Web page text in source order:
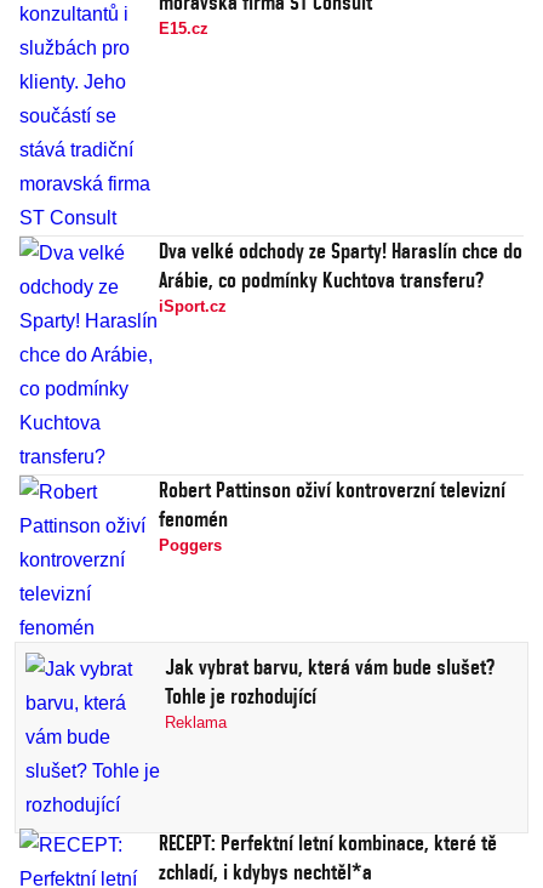
E15.cz
Dva velké odchody ze Sparty! Haraslín chce do
Arábie, co podmínky Kuchtova transferu?
iSport.cz
Robert Pattinson oživí kontroverzní televizní
fenomén
Poggers
Jak vybrat barvu, která vám bude slušet?
Tohle je rozhodující
Reklama
RECEPT: Perfektní letní kombinace, které tě
zchladí, i kdybys nechtěl*a